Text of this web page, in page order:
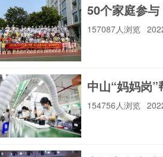
50个家庭参
157087人浏览
中山“妈妈岗
154756人浏览